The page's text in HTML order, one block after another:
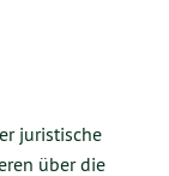
juristische
über die